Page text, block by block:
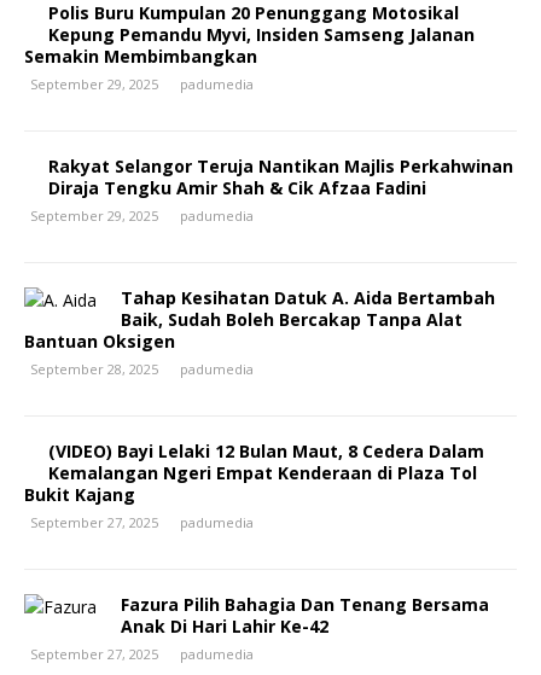
Polis Buru Kumpulan 20 Penunggang Motosikal
Kepung Pemandu Myvi, Insiden Samseng Jalanan
Semakin Membimbangkan
September 29, 2025 padumedia
Rakyat Selangor Teruja Nantikan Majlis Perkahwinan
Diraja Tengku Amir Shah & Cik Afzaa Fadini
September 29, 2025 padumedia
Tahap Kesihatan Datuk A. Aida Bertambah
Baik, Sudah Boleh Bercakap Tanpa Alat
Bantuan Oksigen
September 28, 2025 padumedia
(VIDEO) Bayi Lelaki 12 Bulan Maut, 8 Cedera Dalam
Kemalangan Ngeri Empat Kenderaan di Plaza Tol
Bukit Kajang
September 27, 2025 padumedia
Fazura Pilih Bahagia Dan Tenang Bersama
Anak Di Hari Lahir Ke-42
September 27, 2025 padumedia